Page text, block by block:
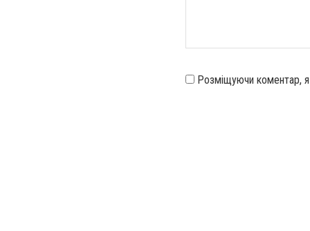
Розміщуючи коментар,